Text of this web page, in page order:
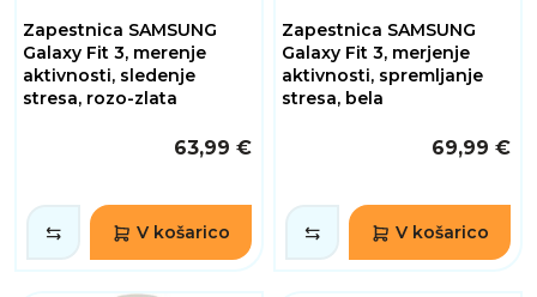
Zapestnica SAMSUNG
Galaxy Fit 3, merenje
aktivnosti, sledenje
stresa, rozo-zlata
63,99 €
V košarico
Zapestnica SAMSUNG
Galaxy Fit 3, merjenje
aktivnosti, spremljanje
stresa, bela
69,99 €
V košarico